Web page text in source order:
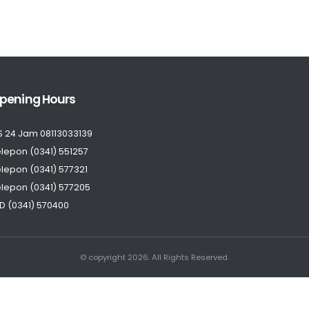
Hours
24 Jam 08113033139
(0341) 551257
(0341) 577321
(0341) 577205
(0341) 570400
© copyright 2026. All Rights Reserved.